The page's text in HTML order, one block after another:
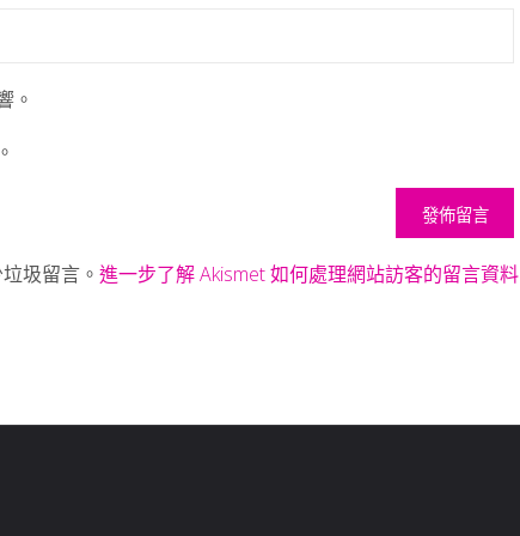
。
圾留言。進一步了解 Akismet 如何處理網站訪客的留言資料